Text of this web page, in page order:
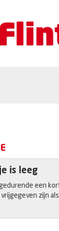
is leeg
gedurende een
zijn